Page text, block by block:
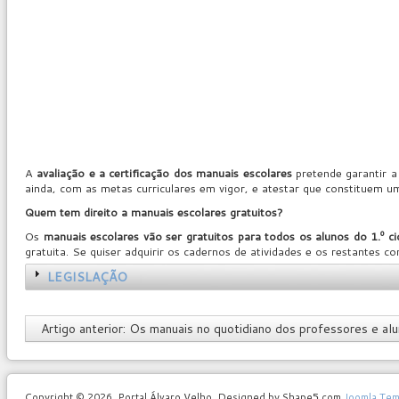
A avaliação e a certificação dos manuais escolarespretende garantir a
ainda, com as metas curriculares em vigor, e atestar que constituem
Quem tem direito a manuais escolares gratuitos?
Os manuais escolares vão ser gratuitos para todos os alunos do 1.º
gratuita. Se quiser adquirir os cadernos de atividades e os restantes
LEGISLAÇÃO
Artigo anterior: Os manuais no quotidiano dos professores e